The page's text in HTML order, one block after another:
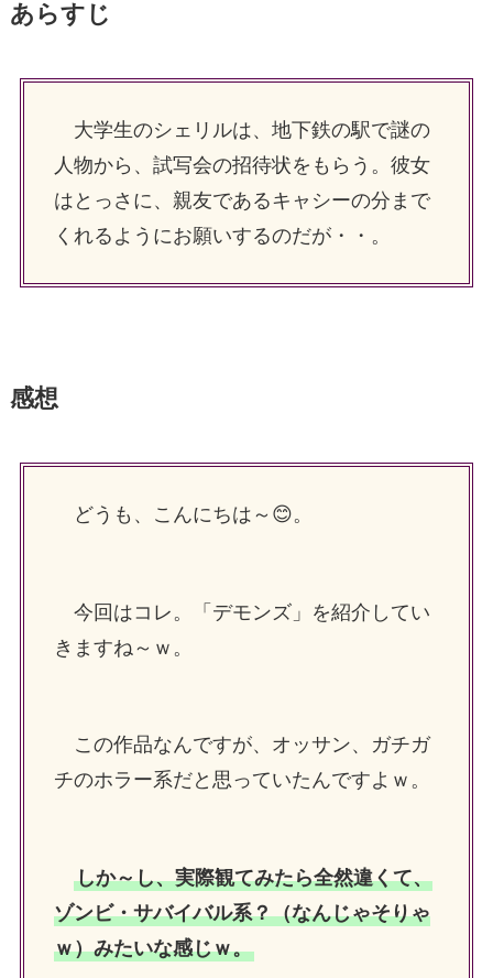
あらすじ
大学生のシェリルは、地下鉄の駅で謎の
人物から、試写会の招待状をもらう。彼女
はとっさに、親友であるキャシーの分まで
くれるようにお願いするのだが・・。
感想
どうも、こんにちは～😊。
今回はコレ。「デモンズ」を紹介してい
きますね～ｗ。
この作品なんですが、オッサン、ガチガ
チのホラー系だと思っていたんですよｗ。
しか～し、実際観てみたら全然違くて、
ゾンビ・サバイバル系？（なんじゃそりゃ
ｗ）みたいな感じｗ。